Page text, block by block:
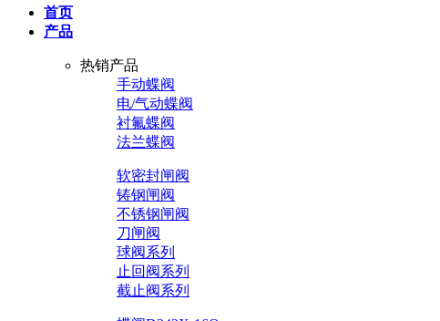
首页
产品
热销产品
手动蝶阀
电/气动蝶阀
衬氟蝶阀
法兰蝶阀
软密封闸阀
铸钢闸阀
不锈钢闸阀
刀闸阀
球阀系列
止回阀系列
截止阀系列